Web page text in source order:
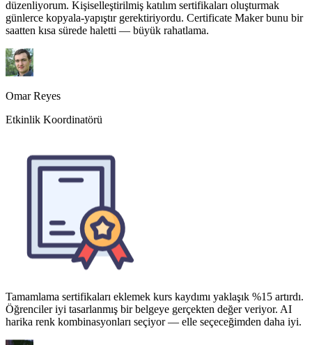
Omar Reyes
Etkinlik Koordinatörü
Tamamlama sertifikaları eklemek kurs kaydımı yaklaşık %15 artırdı.
Öğrenciler iyi tasarlanmış bir belgeye gerçekten değer veriyor. AI
harika renk kombinasyonları seçiyor — elle seçeceğimden daha iyi.
Zainab Hussain
Çevrimiçi Kurs Oluşturucu